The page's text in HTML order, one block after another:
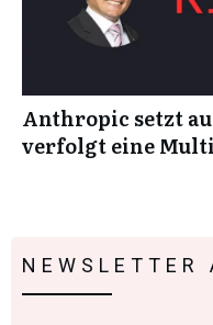
Anthropic setzt
verfolgt eine
NEWSLETTER